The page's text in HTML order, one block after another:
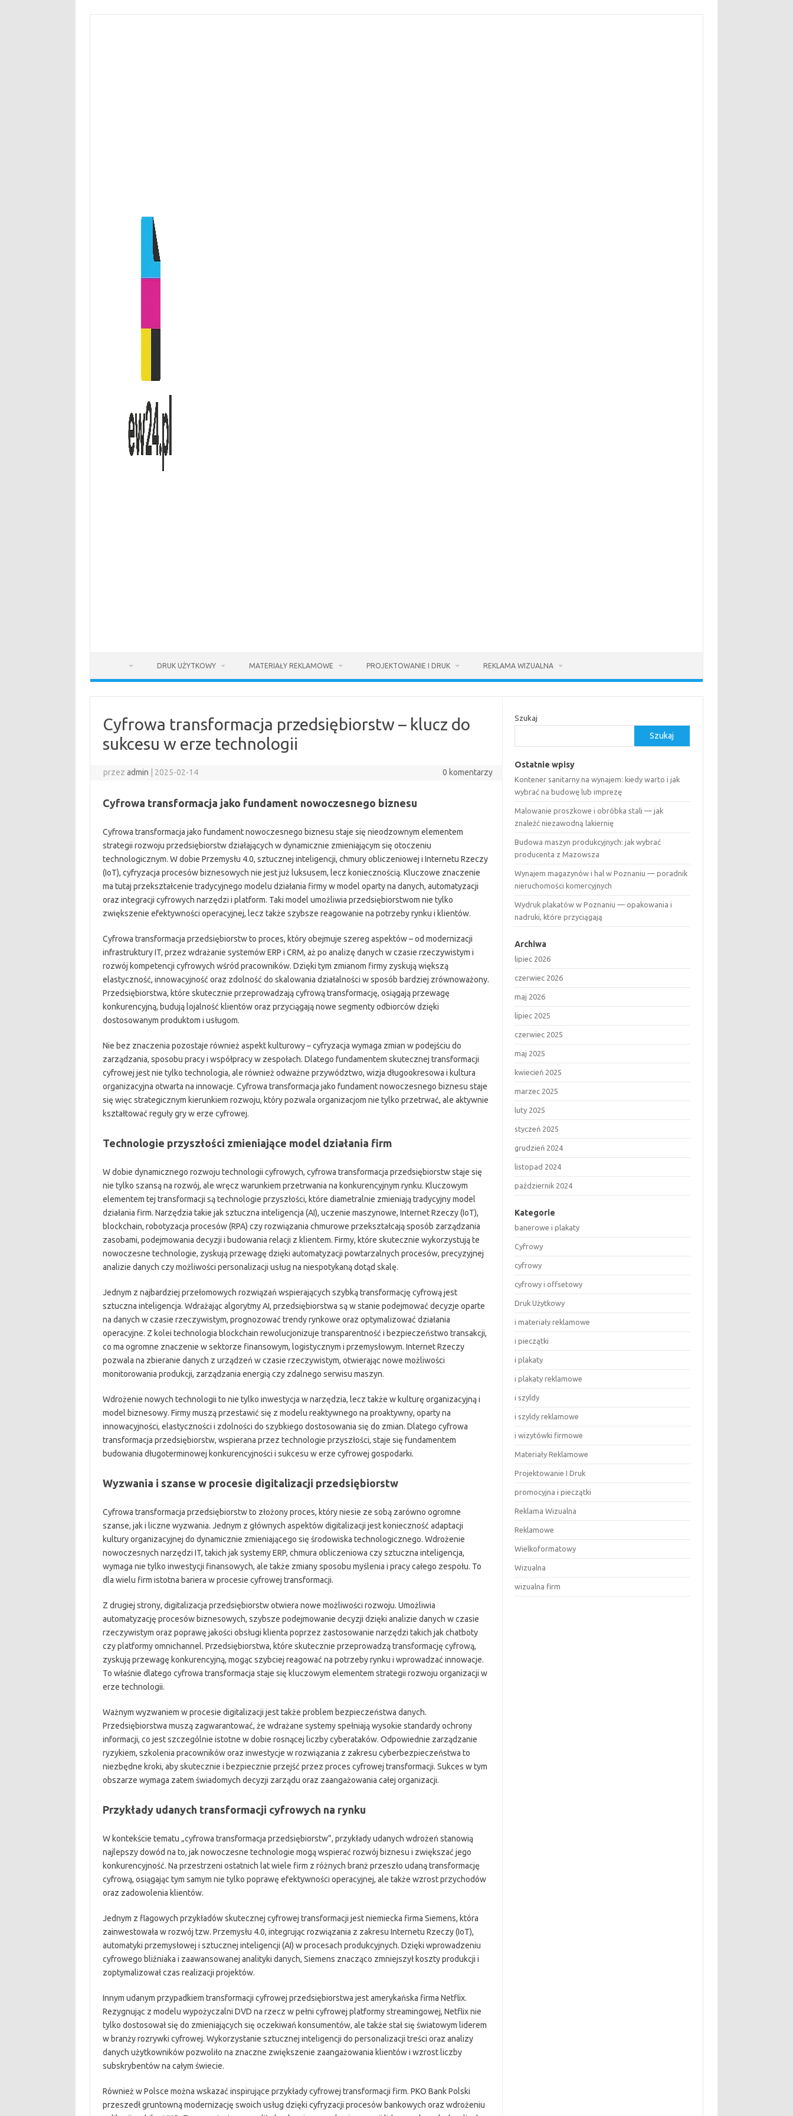
DRUK UŻYTKOWY MATERIAŁY REKLAMOWE PROJEKTOWANIE I DRUK REKLAMA WIZUALNA
Cyfrowa transformacja przedsiębiorstw – klucz do
sukcesu w erze technologii
przezadmin 2025-02-14 0 komentarzy
Cyfrowa transformacja jako fundament nowoczesnego biznesu
Cyfrowa transformacja jako fundament nowoczesnego biznesu staje się nieodzownym elementem
strategii rozwoju przedsiębiorstw działających w dynamicznie zmieniającym się otoczeniu
technologicznym. W dobie Przemysłu 4.0, sztucznej inteligencji, chmury obliczeniowej i Internetu Rzeczy
(IoT), cyfryzacja procesów biznesowych nie jest już luksusem, lecz koniecznością. Kluczowe znaczenie
ma tutaj przekształcenie tradycyjnego modelu działania firmy w model oparty na danych, automatyzacji
oraz integracji cyfrowych narzędzi i platform. Taki model umożliwia przedsiębiorstwom nie tylko
zwiększenie efektywności operacyjnej, lecz także szybsze reagowanie na potrzeby rynku i klientów.
Cyfrowa transformacja przedsiębiorstw to proces, który obejmuje szereg aspektów – od modernizacji
infrastruktury IT, przez wdrażanie systemów ERP i CRM, aż po analizę danych w czasie rzeczywistym i
rozwój kompetencji cyfrowych wśród pracowników. Dzięki tym zmianom firmy zyskują większą
elastyczność, innowacyjność oraz zdolność do skalowania działalności w sposób bardziej zrównoważony.
Przedsiębiorstwa, które skutecznie przeprowadzają cyfrową transformację, osiągają przewagę
konkurencyjną, budują lojalność klientów oraz przyciągają nowe segmenty odbiorców dzięki
dostosowanym produktom i usługom.
Nie bez znaczenia pozostaje również aspekt kulturowy – cyfryzacja wymaga zmian w podejściu do
zarządzania, sposobu pracy i współpracy w zespołach. Dlatego fundamentem skutecznej transformacji
cyfrowej jest nie tylko technologia, ale również odważne przywództwo, wizja długookresowa i kultura
organizacyjna otwarta na innowacje. Cyfrowa transformacja jako fundament nowoczesnego biznesu staje
się więc strategicznym kierunkiem rozwoju, który pozwala organizacjom nie tylko przetrwać, ale aktywnie
kształtować reguły gry w erze cyfrowej.
Technologie przyszłości zmieniające model działania firm
W dobie dynamicznego rozwoju technologii cyfrowych, cyfrowa transformacja przedsiębiorstw staje się
nie tylko szansą na rozwój, ale wręcz warunkiem przetrwania na konkurencyjnym rynku. Kluczowym
elementem tej transformacji są technologie przyszłości, które diametralnie zmieniają tradycyjny model
działania firm. Narzędzia takie jak sztuczna inteligencja (AI), uczenie maszynowe, Internet Rzeczy (IoT),
blockchain, robotyzacja procesów (RPA) czy rozwiązania chmurowe przekształcają sposób zarządzania
zasobami, podejmowania decyzji i budowania relacji z klientem. Firmy, które skutecznie wykorzystują te
nowoczesne technologie, zyskują przewagę dzięki automatyzacji powtarzalnych procesów, precyzyjnej
analizie danych czy możliwości personalizacji usług na niespotykaną dotąd skalę.
Jednym z najbardziej przełomowych rozwiązań wspierających szybką transformację cyfrową jest
sztuczna inteligencja. Wdrażając algorytmy AI, przedsiębiorstwa są w stanie podejmować decyzje oparte
na danych w czasie rzeczywistym, prognozować trendy rynkowe oraz optymalizować działania
operacyjne. Z kolei technologia blockchain rewolucjonizuje transparentność i bezpieczeństwo transakcji,
co ma ogromne znaczenie w sektorze finansowym, logistycznym i przemysłowym. Internet Rzeczy
pozwala na zbieranie danych z urządzeń w czasie rzeczywistym, otwierając nowe możliwości
monitorowania produkcji, zarządzania energią czy zdalnego serwisu maszyn.
Wdrożenie nowych technologii to nie tylko inwestycja w narzędzia, lecz także w kulturę organizacyjną i
model biznesowy. Firmy muszą przestawić się z modelu reaktywnego na proaktywny, oparty na
innowacyjności, elastyczności i zdolności do szybkiego dostosowania się do zmian. Dlatego cyfrowa
transformacja przedsiębiorstw, wspierana przez technologie przyszłości, staje się fundamentem
budowania długoterminowej konkurencyjności i sukcesu w erze cyfrowej gospodarki.
Wyzwania i szanse w procesie digitalizacji przedsiębiorstw
Cyfrowa transformacja przedsiębiorstw to złożony proces, który niesie ze sobą zarówno ogromne
szanse, jak i liczne wyzwania. Jednym z głównych aspektów digitalizacji jest konieczność adaptacji
kultury organizacyjnej do dynamicznie zmieniającego się środowiska technologicznego. Wdrożenie
nowoczesnych narzędzi IT, takich jak systemy ERP, chmura obliczeniowa czy sztuczna inteligencja,
wymaga nie tylko inwestycji finansowych, ale także zmiany sposobu myślenia i pracy całego zespołu. To
dla wielu firm istotna bariera w procesie cyfrowej transformacji.
Z drugiej strony, digitalizacja przedsiębiorstw otwiera nowe możliwości rozwoju. Umożliwia
automatyzację procesów biznesowych, szybsze podejmowanie decyzji dzięki analizie danych w czasie
rzeczywistym oraz poprawę jakości obsługi klienta poprzez zastosowanie narzędzi takich jak chatboty
czy platformy omnichannel. Przedsiębiorstwa, które skutecznie przeprowadzą transformację cyfrową,
zyskują przewagę konkurencyjną, mogąc szybciej reagować na potrzeby rynku i wprowadzać innowacje.
To właśnie dlatego cyfrowa transformacja staje się kluczowym elementem strategii rozwoju organizacji w
erze technologii.
Ważnym wyzwaniem w procesie digitalizacji jest także problem bezpieczeństwa danych.
Przedsiębiorstwa muszą zagwarantować, że wdrażane systemy spełniają wysokie standardy ochrony
informacji, co jest szczególnie istotne w dobie rosnącej liczby cyberataków. Odpowiednie zarządzanie
ryzykiem, szkolenia pracowników oraz inwestycje w rozwiązania z zakresu cyberbezpieczeństwa to
niezbędne kroki, aby skutecznie i bezpiecznie przejść przez proces cyfrowej transformacji. Sukces w tym
obszarze wymaga zatem świadomych decyzji zarządu oraz zaangażowania całej organizacji.
Przykłady udanych transformacji cyfrowych na rynku
W kontekście tematu „cyfrowa transformacja przedsiębiorstw”, przykłady udanych wdrożeń stanowią
najlepszy dowód na to, jak nowoczesne technologie mogą wspierać rozwój biznesu i zwiększać jego
konkurencyjność. Na przestrzeni ostatnich lat wiele firm z różnych branż przeszło udaną transformację
cyfrową, osiągając tym samym nie tylko poprawę efektywności operacyjnej, ale także wzrost przychodów
oraz zadowolenia klientów.
Jednym z flagowych przykładów skutecznej cyfrowej transformacji jest niemiecka firma Siemens, która
zainwestowała w rozwój tzw. Przemysłu 4.0, integrując rozwiązania z zakresu Internetu Rzeczy (IoT),
automatyki przemysłowej i sztucznej inteligencji (AI) w procesach produkcyjnych. Dzięki wprowadzeniu
cyfrowego bliźniaka i zaawansowanej analityki danych, Siemens znacząco zmniejszył koszty produkcji i
zoptymalizował czas realizacji projektów.
Innym udanym przypadkiem transformacji cyfrowej przedsiębiorstwa jest amerykańska firma Netflix.
Rezygnując z modelu wypożyczalni DVD na rzecz w pełni cyfrowej platformy streamingowej, Netflix nie
tylko dostosował się do zmieniających się oczekiwań konsumentów, ale także stał się światowym liderem
w branży rozrywki cyfrowej. Wykorzystanie sztucznej inteligencji do personalizacji treści oraz analizy
danych użytkowników pozwoliło na znaczne zwiększenie zaangażowania klientów i wzrost liczby
subskrybentów na całym świecie.
Również w Polsce można wskazać inspirujące przykłady cyfrowej transformacji firm. PKO Bank Polski
przeszedł gruntowną modernizację swoich usług dzięki cyfryzacji procesów bankowych oraz wdrożeniu
Szukaj
Szukaj
Ostatnie wpisy
Kontener sanitarny na wynajem: kiedy warto i jak
wybrać na budowę lub imprezę
Malowanie proszkowe i obróbka stali — jak
znaleźć niezawodną lakiernię
Budowa maszyn produkcyjnych: jak wybrać
producenta z Mazowsza
Wynajem magazynów i hal w Poznaniu — poradnik
nieruchomości komercyjnych
Wydruk plakatów w Poznaniu — opakowania i
nadruki, które przyciągają
Archiwa
lipiec 2026
czerwiec 2026
maj 2026
lipiec 2025
czerwiec 2025
maj 2025
kwiecień 2025
marzec 2025
luty 2025
styczeń 2025
grudzień 2024
listopad 2024
październik 2024
Kategorie
banerowe i plakaty
Cyfrowy
cyfrowy
cyfrowy i offsetowy
Druk Użytkowy
i materiały reklamowe
i pieczątki
i plakaty
i plakaty reklamowe
i szyldy
i szyldy reklamowe
i wizytówki firmowe
Materiały Reklamowe
Projektowanie I Druk
promocyjna i pieczątki
Reklama Wizualna
Reklamowe
Wielkoformatowy
Wizualna
wizualna firm